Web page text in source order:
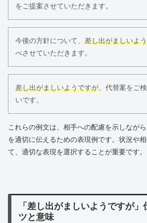
をご提案させていただきます。
今後の方針について、 差し出がましいよ
べさせていただきます。
差し出がましいようですが、代替案をご
いです。
これらの例文は、相手への配慮を示しなが
を適切に伝えるための表現例です。状況や
て、適切な表現を選択することが重要です。
「差し出がましいようですが
ツと意味